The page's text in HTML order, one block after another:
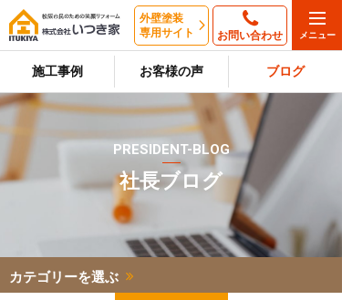
外壁塗装
専用サイト
お問い合わせ
施工事例 お客様の声 ブログ
PRESIDENT-BLOG
社長ブログ
カテゴリーを選ぶ